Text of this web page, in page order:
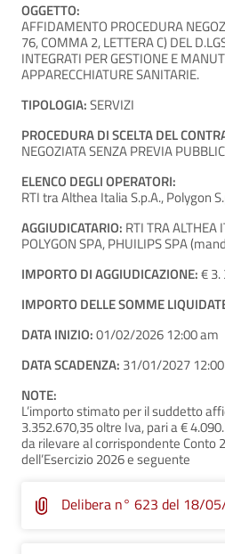
OGGETTO:
AFFIDAMENTO PROCEDURA
76, COMMA 2, LETTERA C) DEL
INTEGRATI PER GESTIONE E
APPARECCHIATURE SANITARIE.
TIPOLOGIA:SERVIZI
PROCEDURA DI SCELTA DEL
NEGOZIATA SENZA PREVIA
ELENCO DEGLI OPERATORI:
RTI tra Althea Italia S.p.A., Polygon
AGGIUDICATARIO: RTI TRA
POLYGON SPA, PHUILIPS SPA
IMPORTO DI AGGIUDICAZIONE:€ 3.
IMPORTO DELLE SOMME
DATA INIZIO:01/02/2026 12:00 am
DATA SCADENZA: 31/01/2027
NOTE:
L’importo stimato per il suddetto
3.352.670,35 oltre Iva, pari a €
da rilevare al corrispondente Conto
dell’Esercizio 2026 e seguente
Delibera n° 623 del 18/